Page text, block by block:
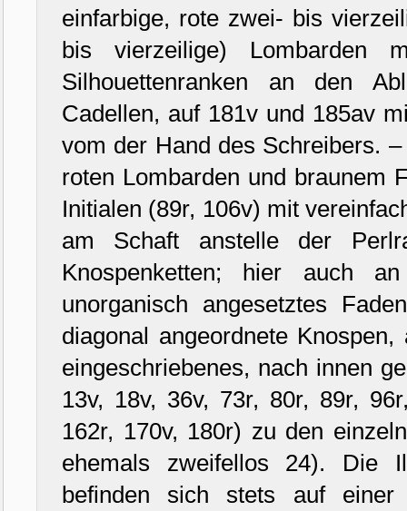
einfarbige, rote zwei- bis
bis vierzeilige) Lombarden
Silhouettenranken an den
Cadellen, auf 181v und 185av
vom der Hand des Schreibers.
roten Lombarden und braunem
Initialen (89r, 106v) mit
am Schaft anstelle der
Knospenketten; hier auch
unorganisch angesetztes
diagonal angeordnete
eingeschriebenes, nach innen
13v, 18v, 36v, 73r, 80r, 89r,
162r, 170v, 180r) zu den
ehemals zweifellos 24). Die
befinden sich stets auf